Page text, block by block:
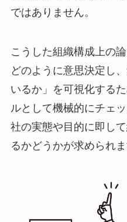
ではありません。
こうした組織構成上の
どのように意思決定し
いるか」を可視化する
ルとして機械的にチェ
社の実態や目的に即し
るかどうかが求められま